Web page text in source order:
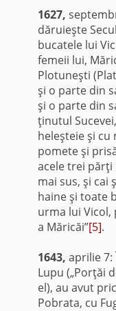
1627,
dăruieşte
bucatele lui
femeii lui,
Plotuneşti
şi o parte din
şi o parte din
ţinutul
heleşteie şi cu
pomete şi
acele trei părţi
mai sus, şi cai
haine şi toate
urma lui Vicol,
a Măricăi”[5].
1643, aprilie 7:
Lupu („Porţăi
el), au avut
Pobrata, cu